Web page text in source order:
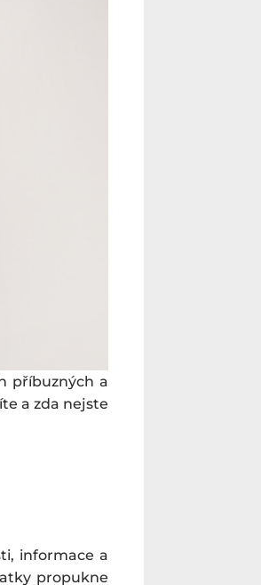
příbuzných a
a zda nejste
informace a
propukne